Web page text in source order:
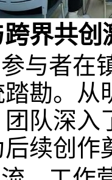
界共创
与者在
勘。从
队深
续创作